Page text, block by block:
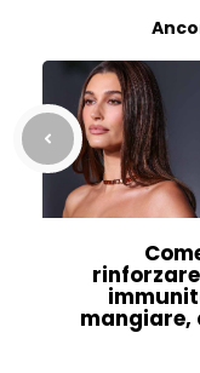
mangiare,